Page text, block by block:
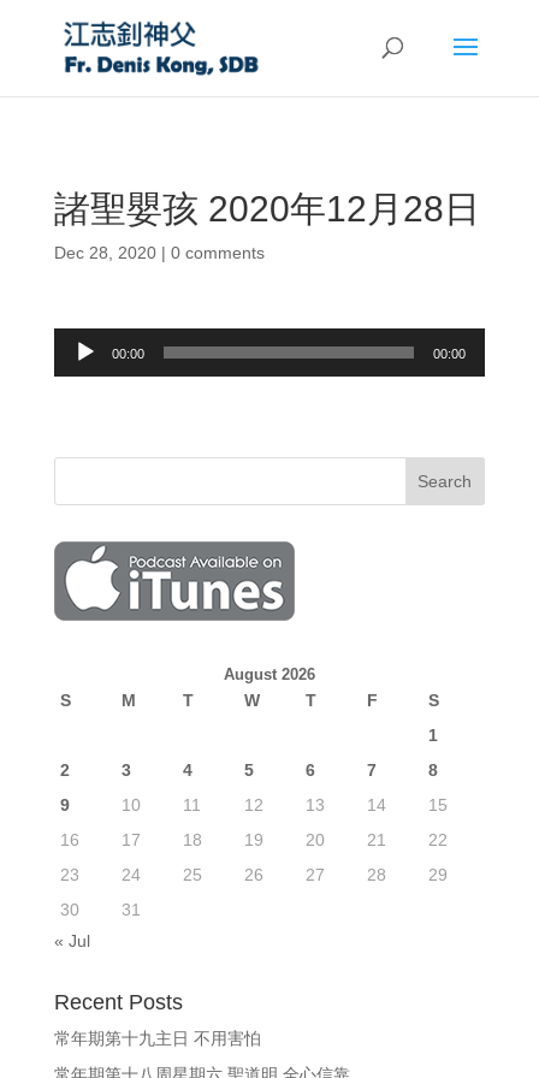
諸聖嬰孩 2020年12月28日
Dec 28, 2020| 0 comments
Audio
00:00 00:00
August 2026
S M T W T F
S
1
2
3 4 5 6 7
8
9
10 11 12 13 14
15
16
17 18 19 20 21
22
23
24 25 26 27 28
29
30
31
« Jul
Recent Posts
常年期第十九主日 不用害怕